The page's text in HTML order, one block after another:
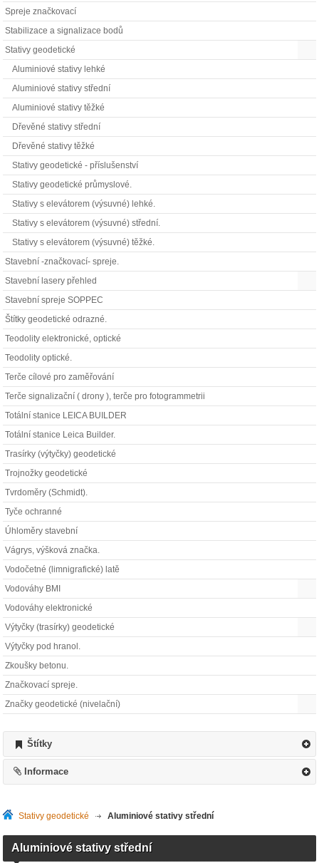
Spreje značkovací
Stabilizace a signalizace bodů
Stativy geodetické
Aluminiové stativy lehké
Aluminiové stativy střední
Aluminiové stativy těžké
Dřevěné stativy střední
Dřevěné stativy těžké
Stativy geodetické - příslušenství
Stativy geodetické průmyslové.
Stativy s elevátorem (výsuvné) lehké.
Stativy s elevátorem (výsuvné) střední.
Stativy s elevátorem (výsuvné) těžké.
Stavební -značkovací- spreje.
Stavební lasery přehled
Stavební spreje SOPPEC
Štítky geodetické odrazné.
Teodolity elektronické, optické
Teodolity optické.
Terče cílové pro zaměřování
Terče signalizační ( drony ), terče pro fotogrammetrii
Totální stanice LEICA BUILDER
Totální stanice Leica Builder.
Trasírky (výtyčky) geodetické
Trojnožky geodetické
Tvrdoměry (Schmidt).
Tyče ochranné
Úhloměry stavební
Vágrys, výšková značka.
Vodočetné (limnigrafické) latě
Vodováhy BMI
Vodováhy elektronické
Výtyčky (trasírky) geodetické
Výtyčky pod hranol.
Zkoušky betonu.
Značkovací spreje.
Značky geodetické (nivelační)
Štítky
Informace
Stativy geodetické >Aluminiové stativy střední
Aluminiové stativy střední